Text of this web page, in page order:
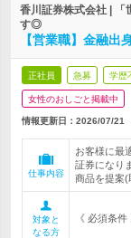
香川証券株式会社 | 「
す◎
【営業職】金融出
正社員 急募 学歴
女性のおしごと掲載中
情報更新日：2026/07/21
仕事内容
お客様に最
証券になり
商品を提案(
対象と
なる方
《 必須条